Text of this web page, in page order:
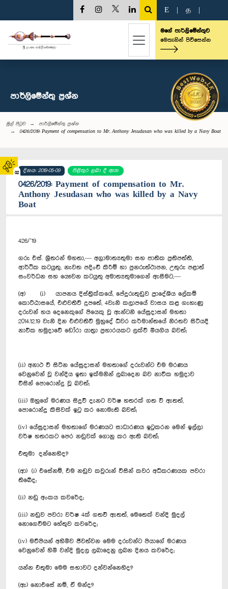
02
E த
මගේ පාර්ලිමේන්තුව
මෙතැනින් පිවිසෙන්න
පාර්ලි‌මේන්තු‌ ප්‍රශ්න
මුල් පිටුව
පාර්ලි‌මේන්තු‌ ප්‍රශ්න
0426/2019: Payment of compensation to Mr. Anthony Jesudasan who was killed by a Navy Boat
දිනය: 2019-05-09 පිළිතුර ලබා දී ඇත
0426/2019: Payment of compensation to Mr.
Anthony Jesudasan who was killed by a Navy
Boat
426/’19
ගරු එස්. ශ්‍රීතරන් මහතා,— අග්‍රාමාත්‍යතුමා සහ ජාතික ප්‍රතිපත්ති,
ආර්ථික කටයුතු, නැවත පදිංචි කිරීම් හා පුනරුත්ථාපන, උතුරු පළාත්
සංවර්ධන සහ යෞවන කටයුතු අමාත්‍යතුමාගෙන් ඇසීමට,—
(අ) (​i) යාපනය දිස්ත්‍රික්කයේ, පේදුරුතුඩුව ප්‍රාදේශීය ලේකම්
කොට්ඨාසයේ, එළුවතිව් දූපතේ, 4වැනි කලාපයේ වාසය කළ ගැහැණු
දරුවන් හය දෙනෙකුගේ පියෙකු වූ ඇන්ටනි යේසුදාසන් මහතා
2014.12.19 වැනි දින එළුවතිව් මුහුදේ ධීවර කර්මාන්තයේ නිරතව සිටියදී
නාවික හමුදාවේ ඩෝරා යාත්‍රා ප්‍රහාරයකට ලක්වී මිය‍ගිය බවත්;
(ii) අනාථ වී සිටින යේසුදාසන් මහතාගේ දරුවන්ට එම මරණය
වෙනුවෙන් වූ වන්දිය ඉතා ඉක්මනින් ලබා‍දෙන බව නාවික හමුදාව
විසින් පොරොන්දු වූ බවත්;
(iii) ඔහුගේ මරණය සිදුවී දැනට වර්ෂ හතරක් ගත වී ඇතත්,
පොරොන්දු කිසිවක් ඉටු කර නොමැති බවත්; ‍‍
(iv) යේසුදාසන් මහතාගේ මරණයට සාධාරණය ඉටුකරන මෙන් ඉල්ලා
වර්ෂ හතර‍කට පෙර නඩුවක් ගොනු කර ඇති බවත්;‍
එතුමා දන්නෙහිද?
(ආ) (i) එසේනම්, එම නඩුව කවුරුන් විසින් කවර අධිකරණයක පවරා
තිබේද;
(​ii) නඩු අංකය කවරේද;
(​iii) නඩුව පවරා වර්ෂ 4ක් ගතවී ඇතත්, මෙතෙක් වන්දි මුදල්
නොගෙවීමට හේතුව කවරේද;
​(iv) මව්පියන් අහිමිව ජීවත්වන මෙම දරුවන්ට පියාගේ මරණය
වෙනුවෙන් හිමි වන්දි මුදල ලබාදෙනු ලබන දිනය කවරේද;
යන්න එතුමා මෙම සභාවට දන්වන්නෙහිද?
(ඇ) නොඑසේ නම්, ඒ මන්ද?